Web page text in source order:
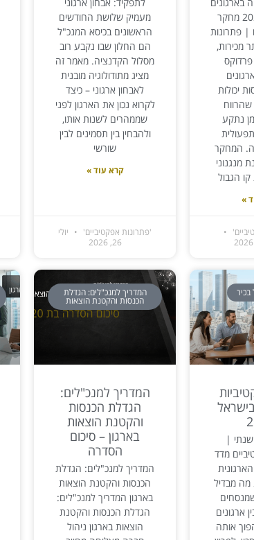
בישראל – 2027 מחקר
| פתרונות
מכירות,
יכולות
נתקע
המחקר
מנגנוני
הגבול
»
מעמיק שלושת החודשים
הראשונים בכיסא המנכ"ל
הם החלון שבו נקבע רוב
מסלול הקדנציה. מאמר זה
מציג מתודולוגיה מובנית
לאבחון ארגוני – כיצד
לקרוא נכון את הארגון לפני
שממהרים לשנות אותו,
ולהבחין בין תסמינים לבין
שורשי
קרא עוד »
'פתרונות אפקטיביים'
יולי
26, 2026
בכיר
|
מדד
בישראל 2026 מה מבדיל
ארגונים
אותה
המדריך למנכ"לים: הגדלת
הכנסות והקטנת הוצאות
המדריך למנכ"לים:
הגדלת הכנסות
והקטנת הוצאות
בארגון – סיכום
הסדרה
המדריך למנכ"לים: הגדלת
הכנסות והקטנת הוצאות
בארגון המדריך למנכ"לים:
הגדלת הכנסות והקטנת
הוצאות בארגון ניהול